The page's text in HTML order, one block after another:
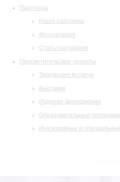
Партнеры
Наши партнеры
Фотогалерея
Стать партнером
Просветительские проекты
Творческие встречи
Выставки
Издания филармонии
Образовательные
Инклюзивные и